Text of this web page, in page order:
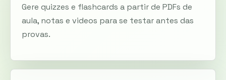
Gere quizzes e flashcards a partir de PDFs de
aula, notas e videos para se testar antes das
provas.